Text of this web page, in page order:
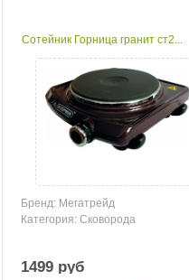
Сотейник Горница гранит ст2...
Бренд: Мегатрейд
Категория: Сковорода
1499 руб